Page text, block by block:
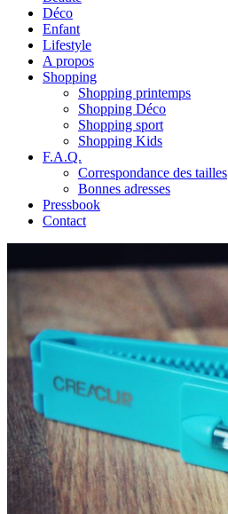
Déco
Enfant
Lifestyle
A propos
Shopping
Shopping printemps
Shopping Déco
Shopping sport
Shopping Kids
F.A.Q.
Correspondance des tailles
Bonnes adresses
Pressbook
Contact